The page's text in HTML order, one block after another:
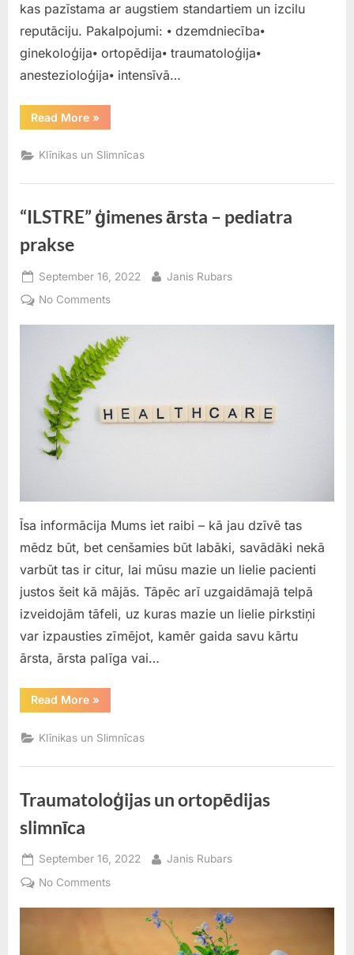
kas pazīstama ar augstiem standartiem un izcilu
reputāciju. Pakalpojumi: ⦁ dzemdniecība⦁
ginekoloģija⦁ ortopēdija⦁ traumatoloģija⦁
anestezioloģija⦁ intensīvā…
Read More“Paula
Stradiņa
universitātes
slimnīca”
»
Klīnikas un Slimnīcas
“ILSTRE” ģimenes ārsta – pediatra
prakse
Posted
on
September 16, 2022 By
Janis Rubars
No Commentson
ģimenes
ārsta
prakse
Īsa informācija Mums iet raibi – kā jau dzīvē tas
mēdz būt, bet cenšamies būt labāki, savādāki nekā
varbūt tas ir citur, lai mūsu mazie un lielie pacienti
justos šeit kā mājās. Tāpēc arī uzgaidāmajā telpā
izveidojām tāfeli, uz kuras mazie un lielie pirkstiņi
var izpausties zīmējot, kamēr gaida savu kārtu
ārsta, ārsta palīga vai…
Read More““ILSTRE”
ģimenes
pediatra
»
Klīnikas un Slimnīcas
Traumatoloģijas un ortopēdijas
slimnīca
Posted
on
September 16, 2022 By
Janis Rubars
No Commentson